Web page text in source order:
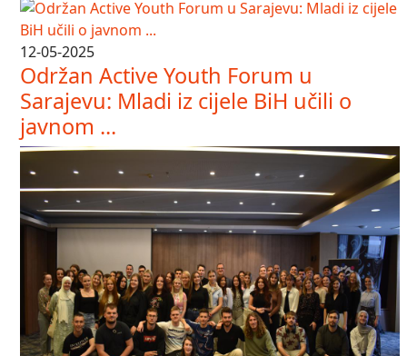
12-05-2025
Održan Active Youth Forum u
Sarajevu: Mladi iz cijele BiH učili o
javnom ...